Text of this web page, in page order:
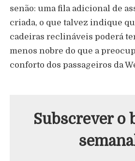
senão: uma fila adicional de
criada, o que talvez indique
cadeiras reclináveis poderá
menos nobre do que a
conforto dos passageiros da
Subscrever o